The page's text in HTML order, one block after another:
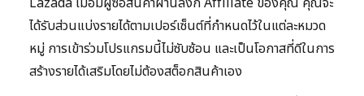
ได้รับส่วนแบ่งรายได้ตามเปอร์เซ็นต์ที่กำหนดไว้ในแต่ละหมวด
หมู่ การเข้าร่วมโปรแกรมนี้ไม่ซับซ้อน และเป็นโอกาสที่ดีในการ
สร้างรายได้เสริมโดยไม่ต้องสต็อกสินค้าเอง